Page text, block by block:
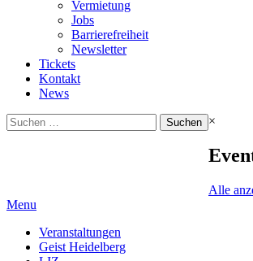
Vermietung
Jobs
Barrierefreiheit
Newsletter
Tickets
Kontakt
News
Suchen
nach:
×
Alle
Menu
Veranstaltungen
Geist Heidelberg